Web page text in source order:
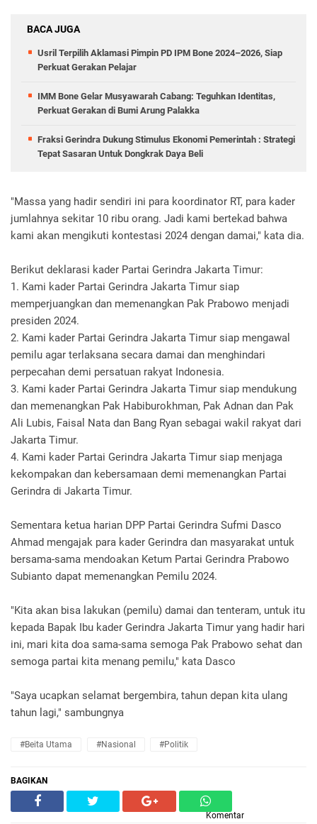
BACA JUGA
Usril Terpilih Aklamasi Pimpin PD IPM Bone 2024–2026, Siap
Perkuat Gerakan Pelajar
IMM Bone Gelar Musyawarah Cabang: Teguhkan Identitas,
Perkuat Gerakan di Bumi Arung Palakka
Fraksi Gerindra Dukung Stimulus Ekonomi Pemerintah : Strategi
Tepat Sasaran Untuk Dongkrak Daya Beli
"Massa yang hadir sendiri ini para koordinator RT, para kader
jumlahnya sekitar 10 ribu orang. Jadi kami bertekad bahwa
kami akan mengikuti kontestasi 2024 dengan damai," kata dia.
Berikut deklarasi kader Partai Gerindra Jakarta Timur:
1. Kami kader Partai Gerindra Jakarta Timur siap
memperjuangkan dan memenangkan Pak Prabowo menjadi
presiden 2024.
2. Kami kader Partai Gerindra Jakarta Timur siap mengawal
pemilu agar terlaksana secara damai dan menghindari
perpecahan demi persatuan rakyat Indonesia.
3. Kami kader Partai Gerindra Jakarta Timur siap mendukung
dan memenangkan Pak Habiburokhman, Pak Adnan dan Pak
Ali Lubis, Faisal Nata dan Bang Ryan sebagai wakil rakyat dari
Jakarta Timur.
4. Kami kader Partai Gerindra Jakarta Timur siap menjaga
kekompakan dan kebersamaan demi memenangkan Partai
Gerindra di Jakarta Timur.
Sementara ketua harian DPP Partai Gerindra Sufmi Dasco
Ahmad mengajak para kader Gerindra dan masyarakat untuk
bersama-sama mendoakan Ketum Partai Gerindra Prabowo
Subianto dapat memenangkan Pemilu 2024.
"Kita akan bisa lakukan (pemilu) damai dan tenteram, untuk itu
kepada Bapak Ibu kader Gerindra Jakarta Timur yang hadir hari
ini, mari kita doa sama-sama semoga Pak Prabowo sehat dan
semoga partai kita menang pemilu," kata Dasco
"Saya ucapkan selamat bergembira, tahun depan kita ulang
tahun lagi," sambungnya
#Beita Utama #Nasional #Politik
BAGIKAN
Komentar